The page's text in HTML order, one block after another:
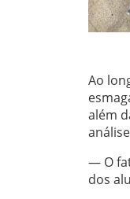
Ao
além
— O
dos